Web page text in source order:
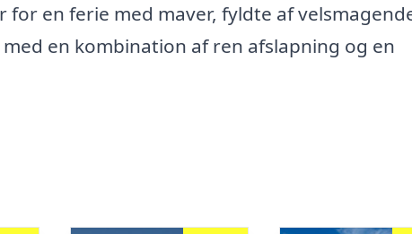
en ferie med maver, fyldte af
en kombination af ren afslapning og en